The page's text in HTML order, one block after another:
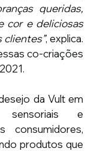
queridas,
cor e deliciosas
clientes”, explica.
co-criações
da Vult em
sensoriais e
consumidores,
produtos que